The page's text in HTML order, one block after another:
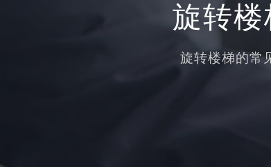
旋转
旋转楼梯的常